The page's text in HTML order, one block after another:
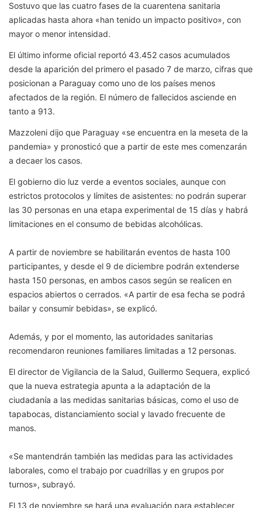
Sostuvo que las cuatro fases de la cuarentena sanitaria
aplicadas hasta ahora «han tenido un impacto positivo», con
mayor o menor intensidad.
El último informe oficial reportó 43.452 casos acumulados
desde la aparición del primero el pasado 7 de marzo, cifras que
posicionan a Paraguay como uno de los países menos
afectados de la región. El número de fallecidos asciende en
tanto a 913.
Mazzoleni dijo que Paraguay «se encuentra en la meseta de la
pandemia» y pronosticó que a partir de este mes comenzarán
a decaer los casos.
El gobierno dio luz verde a eventos sociales, aunque con
estrictos protocolos y límites de asistentes: no podrán superar
las 30 personas en una etapa experimental de 15 días y habrá
limitaciones en el consumo de bebidas alcohólicas.
A partir de noviembre se habilitarán eventos de hasta 100
participantes, y desde el 9 de diciembre podrán extenderse
hasta 150 personas, en ambos casos según se realicen en
espacios abiertos o cerrados. «A partir de esa fecha se podrá
bailar y consumir bebidas», se explicó.
Además, y por el momento, las autoridades sanitarias
recomendaron reuniones familiares limitadas a 12 personas.
El director de Vigilancia de la Salud, Guillermo Sequera, explicó
que la nueva estrategia apunta a la adaptación de la
ciudadanía a las medidas sanitarias básicas, como el uso de
tapabocas, distanciamiento social y lavado frecuente de
manos.
«Se mantendrán también las medidas para las actividades
laborales, como el trabajo por cuadrillas y en grupos por
turnos», subrayó.
El 13 de noviembre se hará una evaluación para establecer